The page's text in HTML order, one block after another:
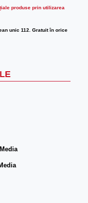
produse prin utilizarea
unic 112. Gratuit în orice